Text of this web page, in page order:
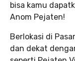
bisa kamu
Anom Pejaten!
Berlokasi di
dan dekat